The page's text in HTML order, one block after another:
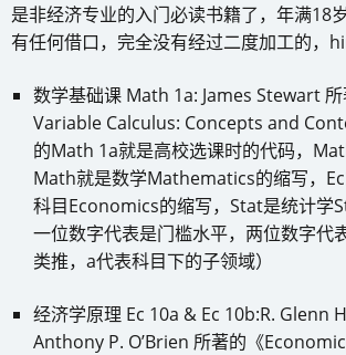
是非经济专业的入门必读书籍了，年满18
有任何借口，完全没有经过二度加工的，
数学基础课 Math 1a: James Stewart
Variable Calculus: Concepts and
的Math 1a就是高校选课时的代码，
Math就是数学Mathematics的缩写，
科目Economics的缩写，Stat是统计学
一位数字代表是门槛水平，两位数字代
类推，a代表科目下的子领域）
经济学原理 Ec 10a & Ec 10b:R. Glenn
Anthony P. O’Brien 所著的《